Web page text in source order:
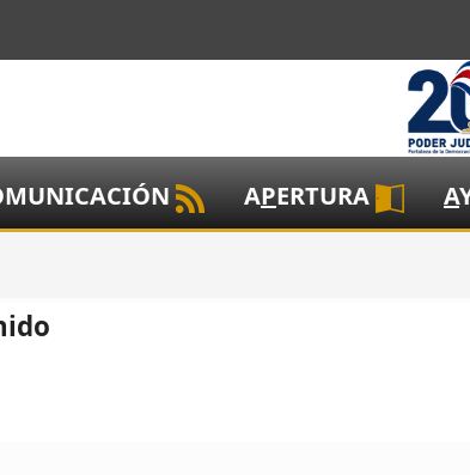
APERTURA A